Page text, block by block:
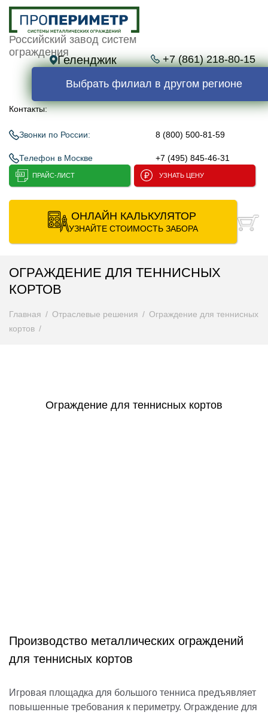
Российский завод систем
ограждения
Геленджик +7 (861) 218-80-15
Выбрать филиал в другом регионе
Контакты:
Звонки по России: 8 (800) 500-81-59
Телефон в Москве +7 (495) 845-46-31
ПРАЙС-ЛИСТ УЗНАТЬ ЦЕНУ
ОНЛАЙН КАЛЬКУЛЯТОР
УЗНАЙТЕ СТОИМОСТЬ ЗАБОРА
ОГРАЖДЕНИЕ ДЛЯ ТЕННИСНЫХ
КОРТОВ
Главная Отраслевые решения
Ограждение для теннисных
кортов
Ограждение для теннисных кортов
Производство металлических ограждений
для теннисных кортов
Игровая площадка для большого тенниса предъявляет
повышенные требования к периметру. Ограждение для